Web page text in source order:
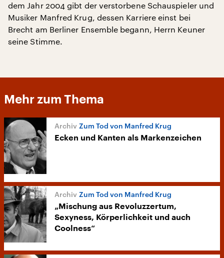
dem Jahr 2004 gibt der verstorbene Schauspieler und
Musiker Manfred Krug, dessen Karriere einst bei
Brecht am Berliner Ensemble begann, Herrn Keuner
seine Stimme.
Mehr zum Thema
Zum Tod von Manfred Krug
Ecken und Kanten als Markenzeichen
Zum Tod von Manfred Krug
„Mischung aus Revoluzzertum,
Sexyness, Körperlichkeit und auch
Coolness“